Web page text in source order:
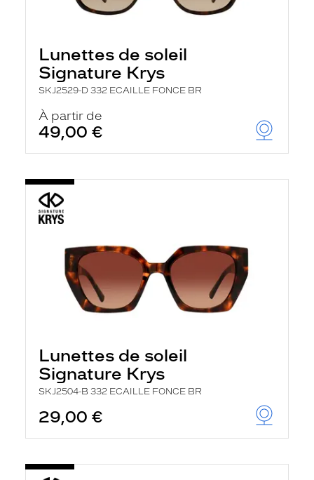
Lunettes de soleil
Signature Krys
SKJ2529-D 332 ECAILLE FONCE BR
À partir de
49,00 €
Lunettes de soleil
Signature Krys
SKJ2504-B 332 ECAILLE FONCE BR
29,00 €